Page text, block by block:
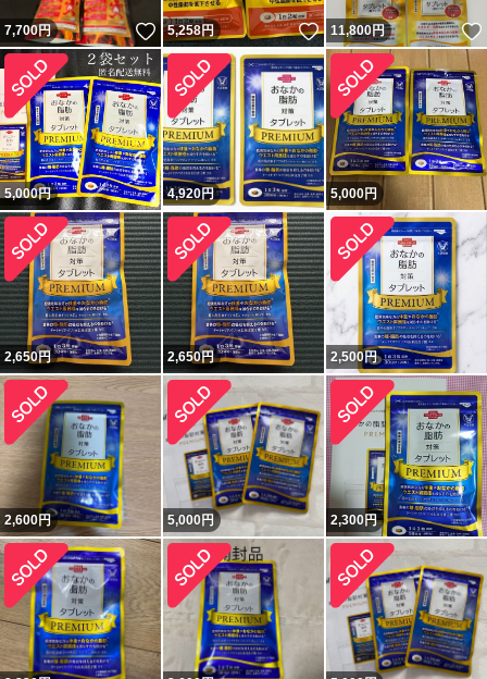
7,700円 いいね！
5,258円 いいね！
11,800円
5,000円 4,920円 5,000円
2,650円 2,650円 2,500円
2,600円 5,000円 2,300円